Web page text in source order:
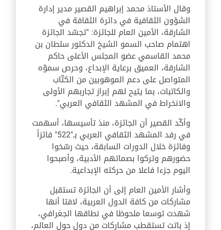
وقال الأستاذ محمد إبراهيم القصير مدير إدارة
الشؤون الثقافية في دائرة الثقافة في
الشارقة، الأمين العام للجائزة: "تجسّد الجائزة
اهتمام صاحب السمو الشيخ الدكتور سلطان بن
محمد القاسمي عضو المجلس الأعلى حاكم
الشارقة، العميق برعاية الإبداع، وحرص سموّه
المتواصل على دعم الموهوبين من الكتّاب
والكاتبات، بما يتيح لهم إبراز تجاربهم الأولى
والانخراط في المشهد الثقافي العربي".
وأكّد القصير أن الجائزة، منذ تأسيسها، أسهمت
في رفد المشهد الثقافي العربي بـ"522" فائزاً
وفائزة خلال الدورات السابقة، حيث رسّخوا
حضورهم وتركوا بصماتهم الأدبية، وأصبحوا
اليوم جزءا فاعلا من حركته الإبداعية.
وأشار الأمين العام إلى أن الجائزة تستقبل
مشاركات من كافة الدول العربية، لافتا أنها
شهدت توسعا ملحوظا في نطاقها الجغرافي،
إذ باتت تستقطب مشاركات من دول حول العالم،